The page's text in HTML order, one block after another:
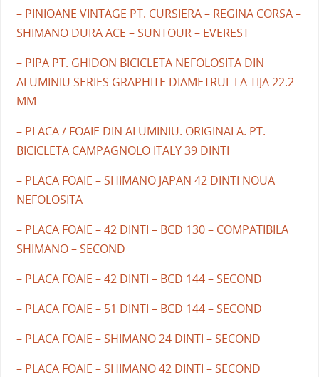
– PINIOANE VINTAGE PT. CURSIERA – REGINA CORSA –
SHIMANO DURA ACE – SUNTOUR – EVEREST
– PIPA PT. GHIDON BICICLETA NEFOLOSITA DIN
ALUMINIU SERIES GRAPHITE DIAMETRUL LA TIJA 22.2
MM
– PLACA / FOAIE DIN ALUMINIU. ORIGINALA. PT.
BICICLETA CAMPAGNOLO ITALY 39 DINTI
– PLACA FOAIE – SHIMANO JAPAN 42 DINTI NOUA
NEFOLOSITA
– PLACA FOAIE – 42 DINTI – BCD 130 – COMPATIBILA
SHIMANO – SECOND
– PLACA FOAIE – 42 DINTI – BCD 144 – SECOND
– PLACA FOAIE – 51 DINTI – BCD 144 – SECOND
– PLACA FOAIE – SHIMANO 24 DINTI – SECOND
– PLACA FOAIE – SHIMANO 42 DINTI – SECOND